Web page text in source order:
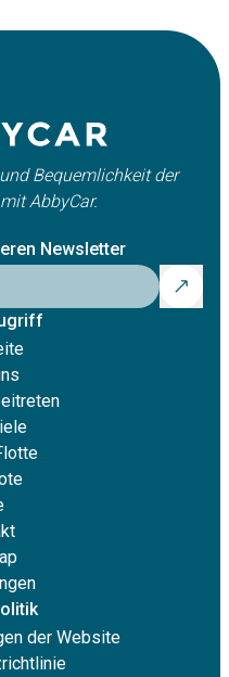
Bequemlichkeit der
AbbyCar.
Newsletter
der Website